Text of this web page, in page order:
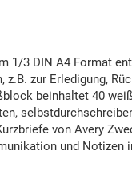
1/3 DIN A4 Format
zur Erledigung,
beinhaltet 40
von Avery
und Notizen